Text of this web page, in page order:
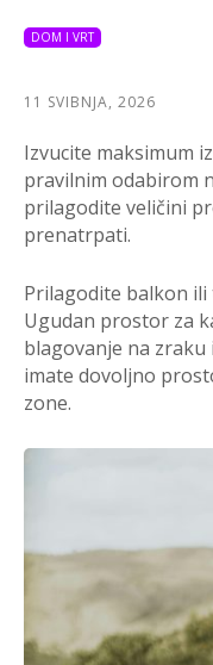
DOM I VRT
11 SVIBNJA, 2026
Izvucite maksimum
pravilnim odabirom
prilagodite veličini
prenatrpati.
Prilagodite balkon ili
Ugudan prostor za
blagovanje na
imate dovoljno
zone.